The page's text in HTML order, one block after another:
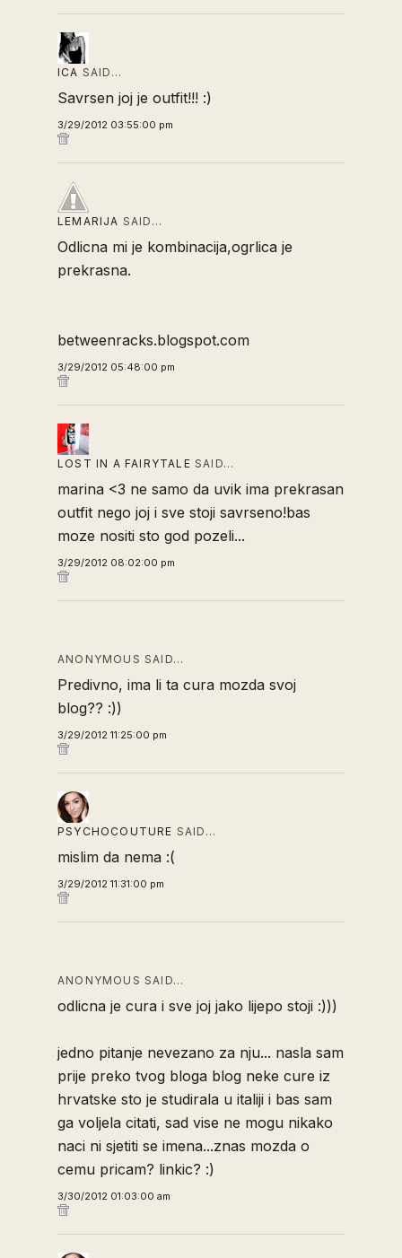
ICA SAID…
Savrsen joj je outfit!!! :)
3/29/2012 03:55:00 pm
LEMARIJA SAID…
Odlicna mi je kombinacija,ogrlica je
prekrasna.
betweenracks.blogspot.com
3/29/2012 05:48:00 pm
LOST IN A FAIRYTALE SAID…
marina <3 ne samo da uvik ima prekrasan
outfit nego joj i sve stoji savrseno!bas
moze nositi sto god pozeli...
3/29/2012 08:02:00 pm
ANONYMOUS SAID…
Predivno, ima li ta cura mozda svoj
blog?? :))
3/29/2012 11:25:00 pm
PSYCHOCOUTURE SAID…
mislim da nema :(
3/29/2012 11:31:00 pm
ANONYMOUS SAID…
odlicna je cura i sve joj jako lijepo stoji :)))
jedno pitanje nevezano za nju... nasla sam
prije preko tvog bloga blog neke cure iz
hrvatske sto je studirala u italiji i bas sam
ga voljela citati, sad vise ne mogu nikako
naci ni sjetiti se imena...znas mozda o
cemu pricam? linkic? :)
3/30/2012 01:03:00 am